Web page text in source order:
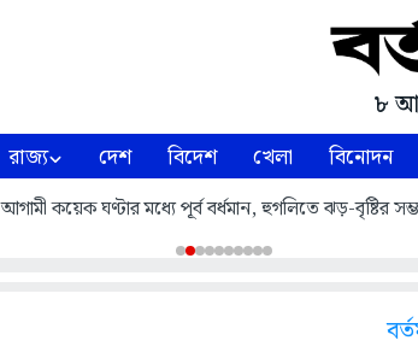
৮
রাজ্য দেশ বিদেশ খেলা বিনোদন
আগামী কয়েক ঘণ্টার মধ্যে পূর্ব বর্ধমান, হুগলিতে ঝড়-বৃষ্টির